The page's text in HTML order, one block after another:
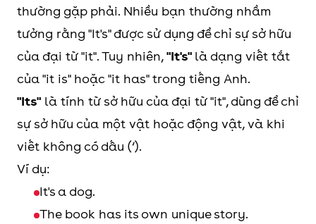
thường gặp phải. Nhiều bạn thường nhầm
tưởng rằng "It's" được sử dụng để chỉ sự sở hữu
của đại từ "it". Tuy nhiên,"It's" là dạng viết tắt
của "it is" hoặc "it has" trong tiếng Anh.
"Its" là tính từ sở hữu của đại từ "it", dùng để chỉ
sự sở hữu của một vật hoặc động vật, và khi
viết không có dấu (‘).
Ví dụ:
It's a dog.
The book has its own unique story.